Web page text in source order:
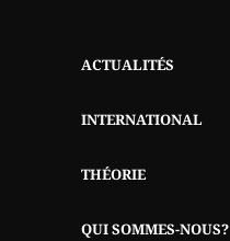
ACTUALITÉS
INTERNATIONAL
THÉORIE
QUI SOMMES-NOUS?